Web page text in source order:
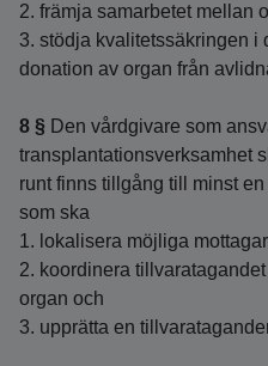
2. främja samarbetet mellan
3. stödja kvalitetssäkringen i
donation av organ från
8 § Den vårdgivare som
transplantationsverksamhet
runt finns tillgång till minst
som ska
1. lokalisera möjliga
2. koordinera
organ och
3. upprätta en